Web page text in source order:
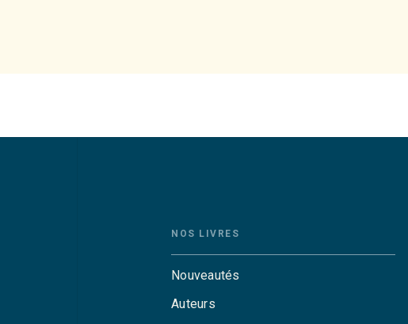
NOS LIVRES
Nouveautés
Auteurs